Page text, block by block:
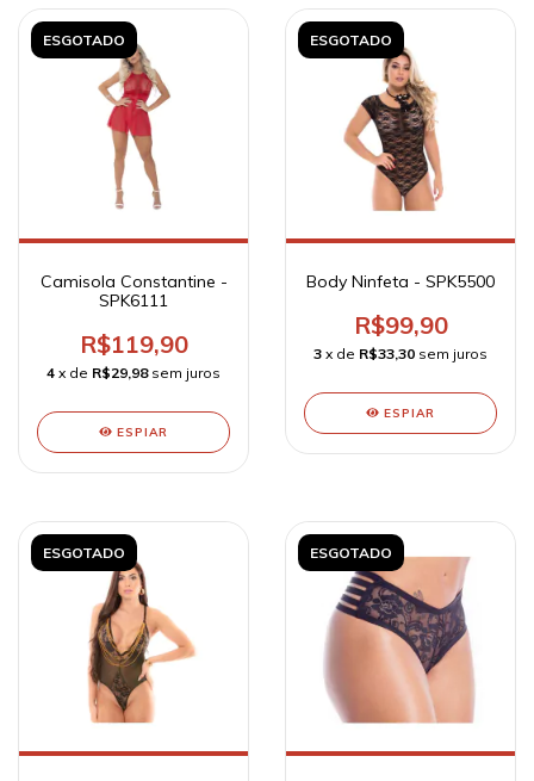
ESGOTADO
Camisola Constantine -
SPK6111
R$119,90
4 x de R$29,98 sem juros
ESPIAR
ESGOTADO
Body Ninfeta - SPK5500
R$99,90
3 x de R$33,30 sem juros
ESPIAR
ESGOTADO ESGOTADO